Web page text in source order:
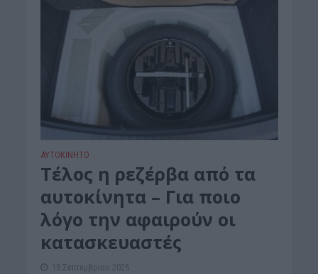
ΑΥΤΟΚΙΝΗΤΟ
Τέλος η ρεζέρβα από τα
αυτοκίνητα – Για ποιο
λόγο την αφαιρούν οι
κατασκευαστές
15 Σεπτεμβρίου 2025